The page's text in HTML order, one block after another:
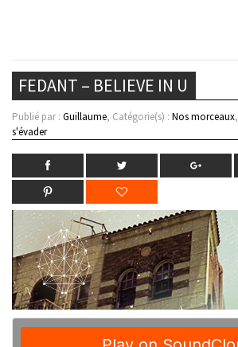
FEDANT – BELIEVE IN U
Publié par : Guillaume, Catégorie(s) : Nos morceaux,
s'évader